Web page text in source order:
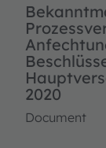
2020
Document